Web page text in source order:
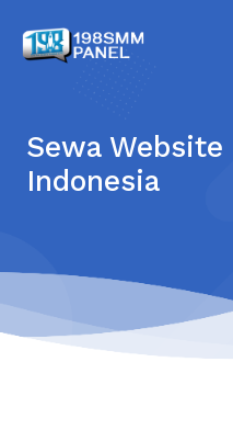
Sewa Website
Indonesia